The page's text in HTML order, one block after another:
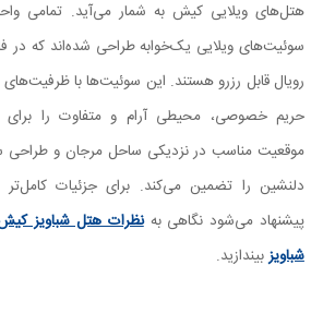
هتل‌های ویلایی کیش به شمار می‌آید. تمامی
سوئیت‌های ویلایی یک‌خوابه طراحی شده‌اند که در
رویال قابل رزرو هستند. این سوئیت‌ها با
حریم خصوصی، محیطی آرام و متفاوت را برای
موقعیت مناسب در نزدیکی ساحل مرجان و طراحی
دلنشین را تضمین می‌کند. برای جزئیات کامل‌تر
پیشنهاد می‌شود نگاهی بهنظرات هتل شباویز
شباویزبیندازید.